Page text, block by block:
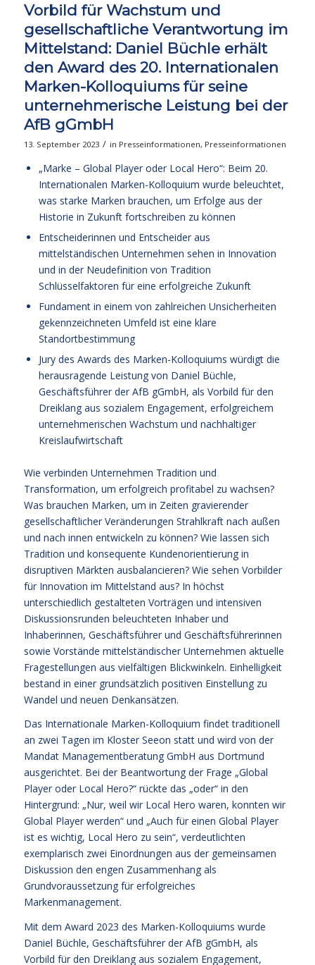
Vorbild für Wachstum und
gesellschaftliche Verantwortung im
Mittelstand: Daniel Büchle erhält
den Award des 20. Internationalen
Marken-Kolloquiums für seine
unternehmerische Leistung bei der
AfB gGmbH
13. September 2023 / in Presseinformationen, Presseinformationen
„Marke – Global Player oder Local Hero“: Beim 20.
Internationalen Marken-Kolloquium wurde beleuchtet,
was starke Marken brauchen, um Erfolge aus der
Historie in Zukunft fortschreiben zu können
Entscheiderinnen und Entscheider aus
mittelständischen Unternehmen sehen in Innovation
und in der Neudefinition von Tradition
Schlüsselfaktoren für eine erfolgreiche Zukunft
Fundament in einem von zahlreichen Unsicherheiten
gekennzeichneten Umfeld ist eine klare
Standortbestimmung
Jury des Awards des Marken-Kolloquiums würdigt die
herausragende Leistung von Daniel Büchle,
Geschäftsführer der AfB gGmbH, als Vorbild für den
Dreiklang aus sozialem Engagement, erfolgreichem
unternehmerischen Wachstum und nachhaltiger
Kreislaufwirtschaft
Wie verbinden Unternehmen Tradition und
Transformation, um erfolgreich profitabel zu wachsen?
Was brauchen Marken, um in Zeiten gravierender
gesellschaftlicher Veränderungen Strahlkraft nach außen
und nach innen entwickeln zu können? Wie lassen sich
Tradition und konsequente Kundenorientierung in
disruptiven Märkten ausbalancieren? Wie sehen Vorbilder
für Innovation im Mittelstand aus? In höchst
unterschiedlich gestalteten Vorträgen und intensiven
Diskussionsrunden beleuchteten Inhaber und
Inhaberinnen, Geschäftsführer und Geschäftsführerinnen
sowie Vorstände mittelständischer Unternehmen aktuelle
Fragestellungen aus vielfältigen Blickwinkeln. Einhelligkeit
bestand in einer grundsätzlich positiven Einstellung zu
Wandel und neuen Denkansätzen.
Das Internationale Marken-Kolloquium findet traditionell
an zwei Tagen im Kloster Seeon statt und wird von der
Mandat Managementberatung GmbH aus Dortmund
ausgerichtet. Bei der Beantwortung der Frage „Global
Player oder Local Hero?“ rückte das „oder“ in den
Hintergrund: „Nur, weil wir Local Hero waren, konnten wir
Global Player werden“ und „Auch für einen Global Player
ist es wichtig, Local Hero zu sein“, verdeutlichten
exemplarisch zwei Einordnungen aus der gemeinsamen
Diskussion den engen Zusammenhang als
Grundvoraussetzung für erfolgreiches
Markenmanagement.
Mit dem Award 2023 des Marken-Kolloquiums wurde
Daniel Büchle, Geschäftsführer der AfB gGmbH, als
Vorbild für den Dreiklang aus sozialem Engagement,